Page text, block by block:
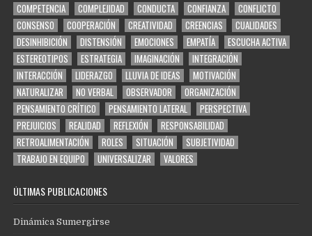
COMPETENCIA
COMPLEJIDAD CONDUCTA CONFIANZA
CONFLICTO
CONSENSO
COOPERACIÓN CREATIVIDAD CREENCIAS
CUALIDADES
DESINHIBICIÓN
DISTENSIÓN EMOCIONES EMPATÍA
ESCUCHA ACTIVA
ESTEREOTIPOS
ESTRATEGIA IMAGINACIÓN
INTEGRACIÓN
INTERACCIÓN
LIDERAZGO LLUVIA DE IDEAS
MOTIVACIÓN
NATURALIZAR
NO VERBAL OBSERVADOR
ORGANIZACIÓN
PENSAMIENTO CRÍTICO
PENSAMIENTO LATERAL
PERSPECTIVA
PREJUICIOS
REALIDAD REFLEXIÓN
RESPONSABILIDAD
RETROALIMENTACIÓN
ROLES SITUACIÓN
SUBJETIVIDAD
TRABAJO EN EQUIPO
UNIVERSALIZAR VALORES
ÚLTIMAS PUBLICACIONES
Dinámica Sumergirse